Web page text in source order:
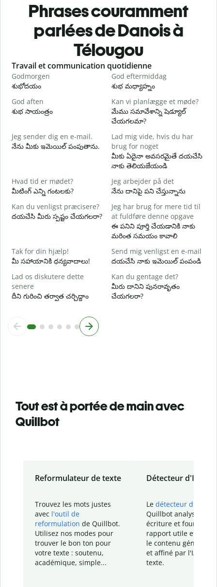
Phrases couramment
parlées de Danois à
Télougou
Slide 1 of 6
Travail et communication quotidienne
Godmorgen
శుభోదయం
God eftermiddag
శుభ మధ్యాహ్నం
God aften
శుభ సాయంత్రం
Kan vi planlægge et møde?
మేము సమావేశాన్ని షెడ్యూల్
చేయగలమా?
Jeg sender dig en e-mail.
నేను మీకు ఇమెయిల్ పంపుతాను.
Lad mig vide, hvis du har
brug for noget
మీకు ఏదైనా అవసరమైతే దయచేసి
నాకు తెలియజేయండి
Hvad tid er mødet?
మీటింగ్ ఎన్ని గంటలకు?
Jeg arbejder på det
నేను దానిపై పని చేస్తున్నాను
Kan du venligst præcisere?
దయచేసి మీరు స్పష్టం చేయగలరా?
Jeg har brug for mere tid til
at fuldføre denne opgave
ఈ పనిని పూర్తి చేయడానికి నాకు
మరింత సమయం కావాలి
Tak for din hjælp!
మీ సహాయానికి ధన్యవాదాలు!
Send mig venligst en e-mail
దయచేసి నాకు ఇమెయిల్ పంపండి
Lad os diskutere dette
senere
దీని గురించి తర్వాత చర్చిద్దాం
Kan du gentage det?
మీరు దానిని పునరావృతం
చేయగలరా?
Tout est à portée de main avec
Quillbot
Reformulateur de texte
Trouvez les mots justes
avec l'outil de
reformulation de Quillbot.
Utilisez nos modes pour
trouver le bon ton pour
votre texte : soutenu,
académique, simple...
Détecteur d'IA
Le détecteur d'IA
Quillbot analyse votre
écriture et fournit un
rapport utile et
le contenu généré
et affiné par l'IA
texte.